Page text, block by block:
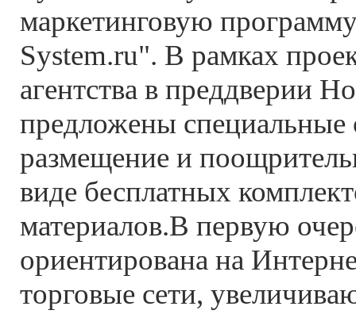
маркетинговую
System.ru". В рамках
агентства в преддверии
предложены специальные
размещение и
виде бесплатных
материалов.В первую
ориентирована на
торговые сети,